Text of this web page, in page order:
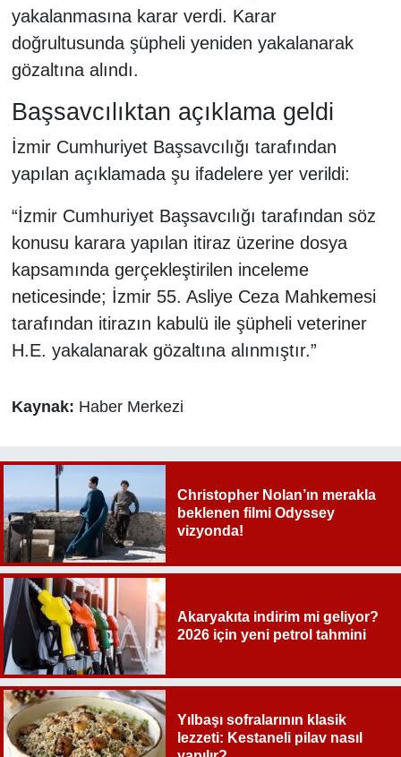
yakalanmasına karar verdi. Karar
doğrultusunda şüpheli yeniden yakalanarak
gözaltına alındı.
Başsavcılıktan açıklama geldi
İzmir Cumhuriyet Başsavcılığı tarafından
yapılan açıklamada şu ifadelere yer verildi:
“İzmir Cumhuriyet Başsavcılığı tarafından söz
konusu karara yapılan itiraz üzerine dosya
kapsamında gerçekleştirilen inceleme
neticesinde; İzmir 55. Asliye Ceza Mahkemesi
tarafından itirazın kabulü ile şüpheli veteriner
H.E. yakalanarak gözaltına alınmıştır.”
Kaynak: Haber Merkezi
Christopher Nolan’ın merakla
beklenen filmi Odyssey
vizyonda!
Akaryakıta indirim mi geliyor?
2026 için yeni petrol tahmini
Yılbaşı sofralarının klasik
lezzeti: Kestaneli pilav nasıl